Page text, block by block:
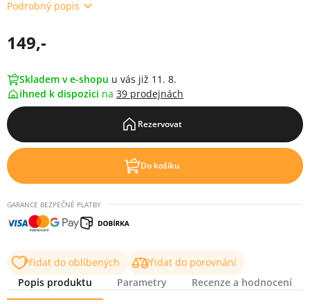
Podrobný popis
149,-
Skladem v e-shopu u vás již 11. 8.
ihned k dispozici na 39 prodejnách
Rezervovat
Do košíku
GARANCE BEZPEČNÉ PLATBY
Přidat do oblíbených
Přidat do porovnání
Popis produktu
Parametry Recenze a hodnocení